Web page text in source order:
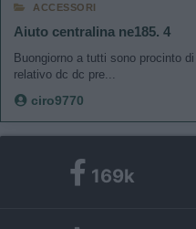
ACCESSORI
Aiuto centralina ne185. 4
Buongiorno a tutti sono procinto
relativo dc dc pre...
ciro9770
169k